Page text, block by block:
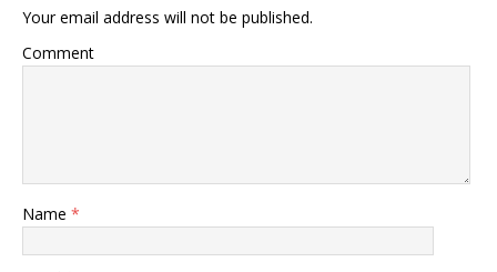
Your email address will not be published.
Comment
Name *